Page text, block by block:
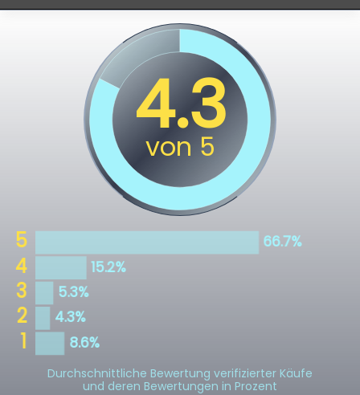
Durchschnittliche Bewertung verifizierter Käufe
und deren Bewertungen in Prozent